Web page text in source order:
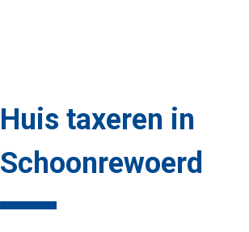
Huis taxeren in
Schoonrewoerd